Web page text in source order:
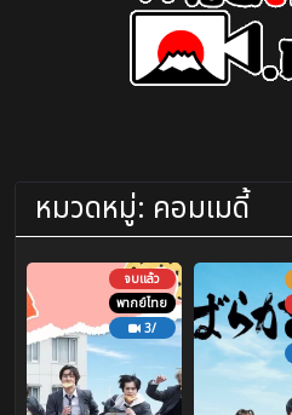
หมวดหมู่: คอมเมดี้
จบแล้ว
พากย์ไทย
3/